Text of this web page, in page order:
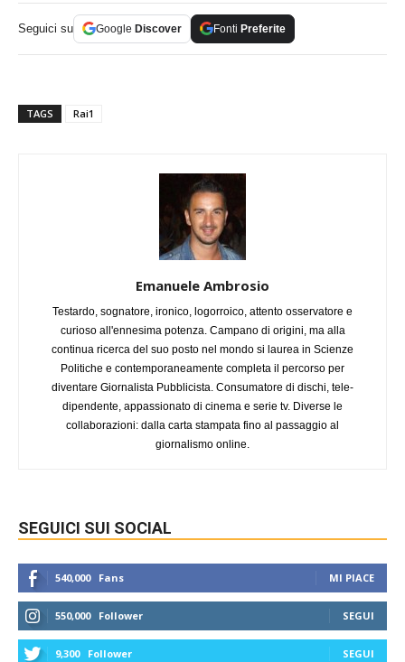
Seguici su Google Discover Fonti Preferite
TAGS Rai1
Emanuele Ambrosio
Testardo, sognatore, ironico, logorroico, attento osservatore e
curioso all'ennesima potenza. Campano di origini, ma alla
continua ricerca del suo posto nel mondo si laurea in Scienze
Politiche e contemporaneamente completa il percorso per
diventare Giornalista Pubblicista. Consumatore di dischi, tele-
dipendente, appassionato di cinema e serie tv. Diverse le
collaborazioni: dalla carta stampata fino al passaggio al
giornalismo online.
SEGUICI SUI SOCIAL
540,000 Fans MI PIACE
550,000 Follower SEGUI
9,300 Follower SEGUI